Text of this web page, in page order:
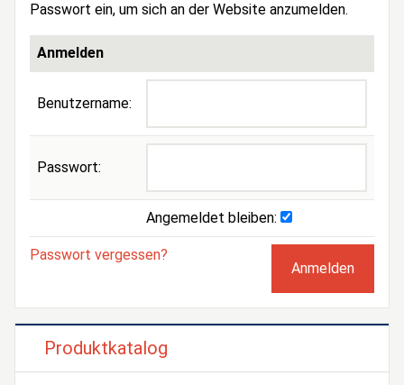
Passwort ein, um sich an der Website anzumelden.
Anmelden
Benutzername:
Passwort:
Angemeldet bleiben:
Passwort vergessen?
Produktkatalog